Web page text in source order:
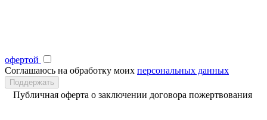
офертой
Соглашаюсь на обработку моих персональных данных
Публичная оферта о заключении договора пожертвования